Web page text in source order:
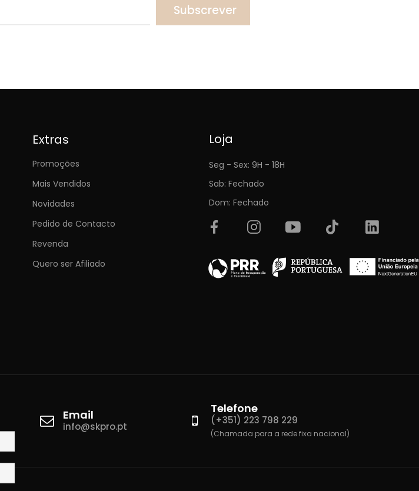
Subscrever
Extras
Promoções
Mais Vendidos
Novidades
Pedido de Contacto
Revenda
Quero ser Afiliado
Loja
Seg - Sex: 9H - 18H
Sab: Fechado
Dom: Fechado
Email
info@skpro.pt
Telefone
(+351) 223 798 229
(Chamada para a rede fixa nacional)